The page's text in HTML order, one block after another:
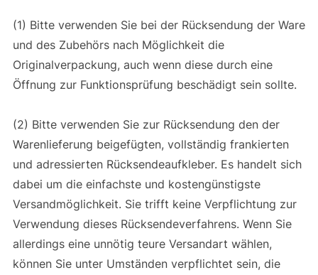
(1) Bitte verwenden Sie bei der Rücksendung der Ware
und des Zubehörs nach Möglichkeit die
Originalverpackung, auch wenn diese durch eine
Öffnung zur Funktionsprüfung beschädigt sein sollte.
(2) Bitte verwenden Sie zur Rücksendung den der
Warenlieferung beigefügten, vollständig frankierten
und adressierten Rücksendeaufkleber. Es handelt sich
dabei um die einfachste und kostengünstigste
Versandmöglichkeit. Sie trifft keine Verpflichtung zur
Verwendung dieses Rücksendeverfahrens. Wenn Sie
allerdings eine unnötig teure Versandart wählen,
können Sie unter Umständen verpflichtet sein, die